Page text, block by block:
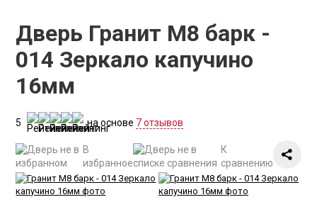
Дверь Гранит М8 барк -
014 Зеркало капучино
16мм
5 на основе 7 отзывов
В
избранное
К
сравнению